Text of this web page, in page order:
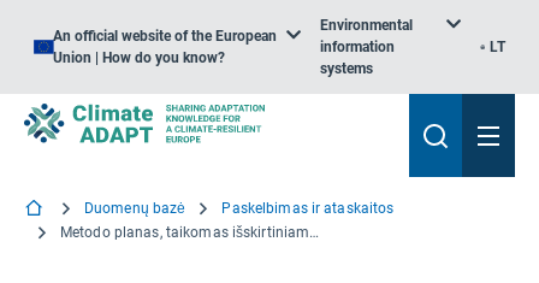
An official website of the European
Union | How do you know?
Environmental
information
systems
LT
Duomenų bazė
Paskelbimas ir ataskaitos
Metodo planas, taikomas išskirtiniams reiškiniams, susijusiems su nedideliu vandens kiekiu Mezo baseine